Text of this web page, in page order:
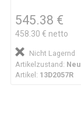
545.38 €
458.30 € netto
Nicht Lagernd
Artikelzustand: Neu
Artikel: 13D2057R